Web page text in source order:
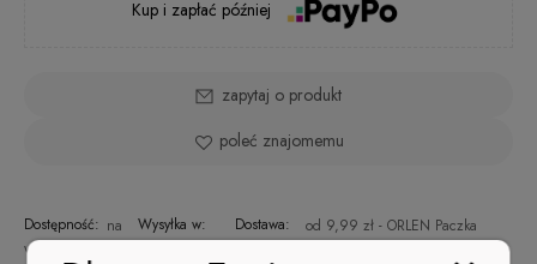
Kup i zapłać później
zapytaj o produkt
poleć znajomemu
Dostępność: na
wyczerpaniu
Wysyłka w:
48 godzin
Dostawa: od 9,99 zł - ORLEN Paczka